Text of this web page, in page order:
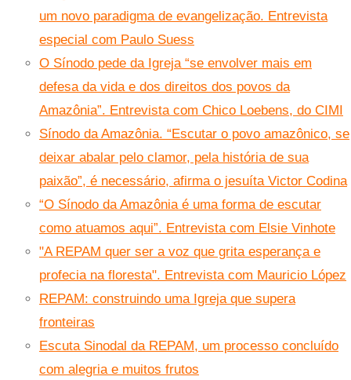
um novo paradigma de evangelização. Entrevista
especial com Paulo Suess
O Sínodo pede da Igreja “se envolver mais em
defesa da vida e dos direitos dos povos da
Amazônia”. Entrevista com Chico Loebens, do CIMI
Sínodo da Amazônia. “Escutar o povo amazônico, se
deixar abalar pelo clamor, pela história de sua
paixão”, é necessário, afirma o jesuíta Victor Codina
“O Sínodo da Amazônia é uma forma de escutar
como atuamos aqui”. Entrevista com Elsie Vinhote
"A REPAM quer ser a voz que grita esperança e
profecia na floresta". Entrevista com Mauricio López
REPAM: construindo uma Igreja que supera
fronteiras
Escuta Sinodal da REPAM, um processo concluído
com alegria e muitos frutos